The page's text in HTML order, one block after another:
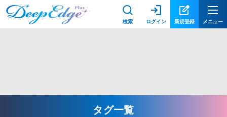
検索 ログイン 新規登録 メニュー
タグ一覧